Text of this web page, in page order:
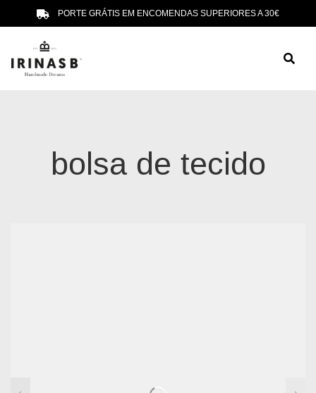
PORTE GRÁTIS EM ENCOMENDAS SUPERIORES A 30€
bolsa de tecido